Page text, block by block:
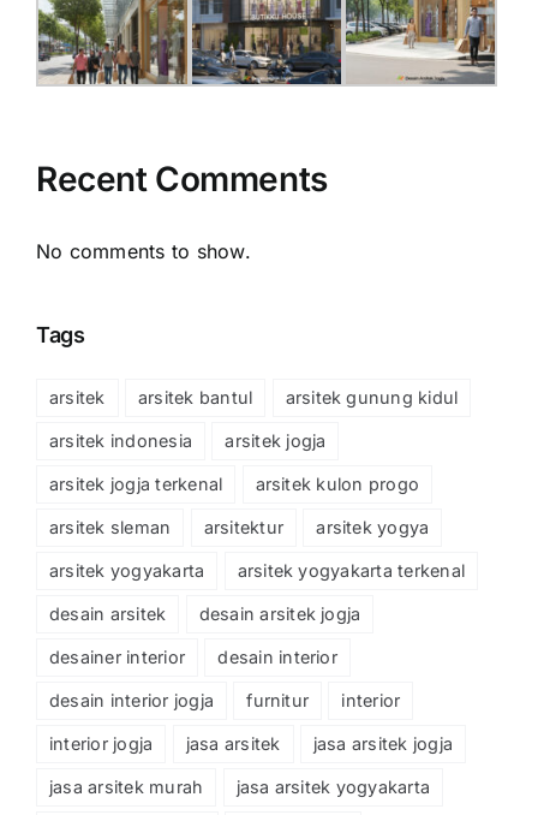
Recent Comments
No comments to show.
Tags
arsitek arsitek bantul arsitek gunung kidul
arsitek indonesia arsitek jogja
arsitek jogja terkenal arsitek kulon progo
arsitek sleman arsitektur arsitek yogya
arsitek yogyakarta arsitek yogyakarta terkenal
desain arsitek desain arsitek jogja
desainer interior desain interior
desain interior jogja furnitur interior
interior jogja jasa arsitek jasa arsitek jogja
jasa arsitek murah jasa arsitek yogyakarta